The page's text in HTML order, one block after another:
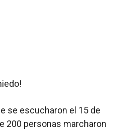
se escucharon el 15 de
200 personas marcharon